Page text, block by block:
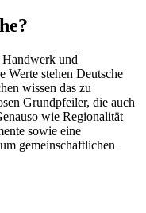
und
Werte stehen Deutsche
wissen das zu
Grundpfeiler, die auch
wie Regionalität
sowie eine
gemeinschaftlichen